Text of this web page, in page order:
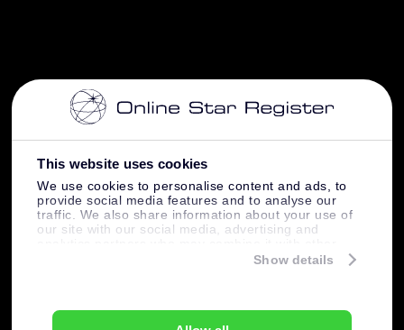
This website uses cookies
We use cookies to personalise content and ads, to
provide social media features and to analyse our
traffic. We also share information about your use of
our site with our social media, advertising and
information that you’ve provided to them or that
Show details